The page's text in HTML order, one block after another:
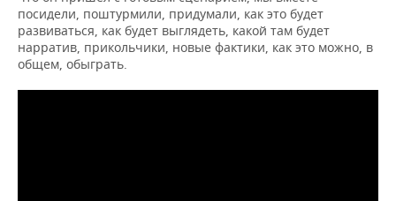
посидели, поштурмили, придумали, как это будет
развиваться, как будет выглядеть, какой там будет
нарратив, прикольчики, новые фактики, как это можно, в
общем, обыграть.